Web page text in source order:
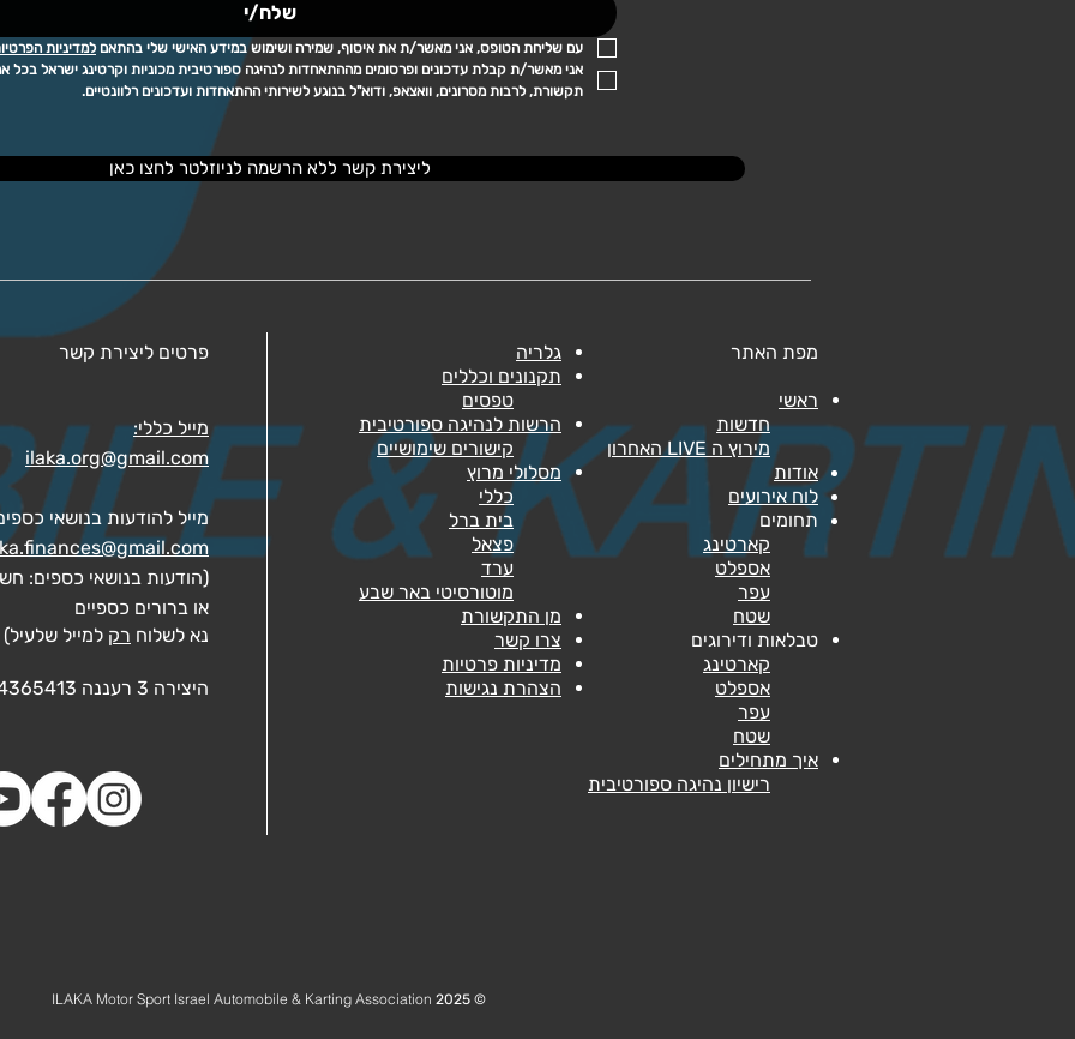
שלח/י
עם שליחת הטופס, אני מאשר/ת את איסוף, שמירה ושימוש במידע האישי שלי בהתאם למדיניות
תקשורת, לרבות מסרונים, וואצאפ, ודוא"ל בנוגע לשירותי ההתאחדות ועדכונים רלוונטיים.
ליצירת קשר ללא הרשמה לניוזלטר לחצו כאן
מפת האתר
ראשי
חדשות
מירוץ ה LIVE האחרון
אודות
לוח אירועים
תחומים
קארטינג​
אספלט
עפר
שטח
טבלאות ודירוגים
קארטינג​
אספלט
עפר
שטח
איך מתחילים
רישיון נהיגה ספורטיבית​
גלריה
תקנונים וכללים
טפסים​
הרשות לנהיגה ספורטיבית
קישורים שימושיים​
מסלולי מרוץ
כללי​
בית ברל
פצאל
ערד
מוטורסיטי באר שבע
מן התקשורת
צרו קשר
מדיניות פרטיות
הצהרת נגישות
פרטים ליצירת קשר
מייל כללי:
ilaka.org@gmail.com
מייל להודעות בנושאי
(הודעות בנושאי כספים:
או ברורים כספיים
נא לשלוח רק למייל שלעיל)
היצירה 3 רעננה 4365413
© 2025
ILAKA Motor Sport Israel Automobile & Karting Association